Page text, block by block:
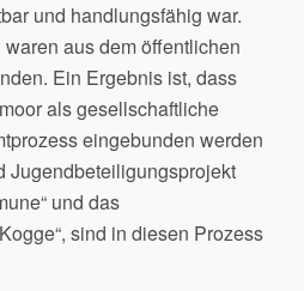
und handlungsfähig war.
aus dem öffentlichen
Ein Ergebnis ist, dass
als gesellschaftliche
eingebunden werden
Jugendbeteiligungsprojekt
und das
sind in diesen Prozess